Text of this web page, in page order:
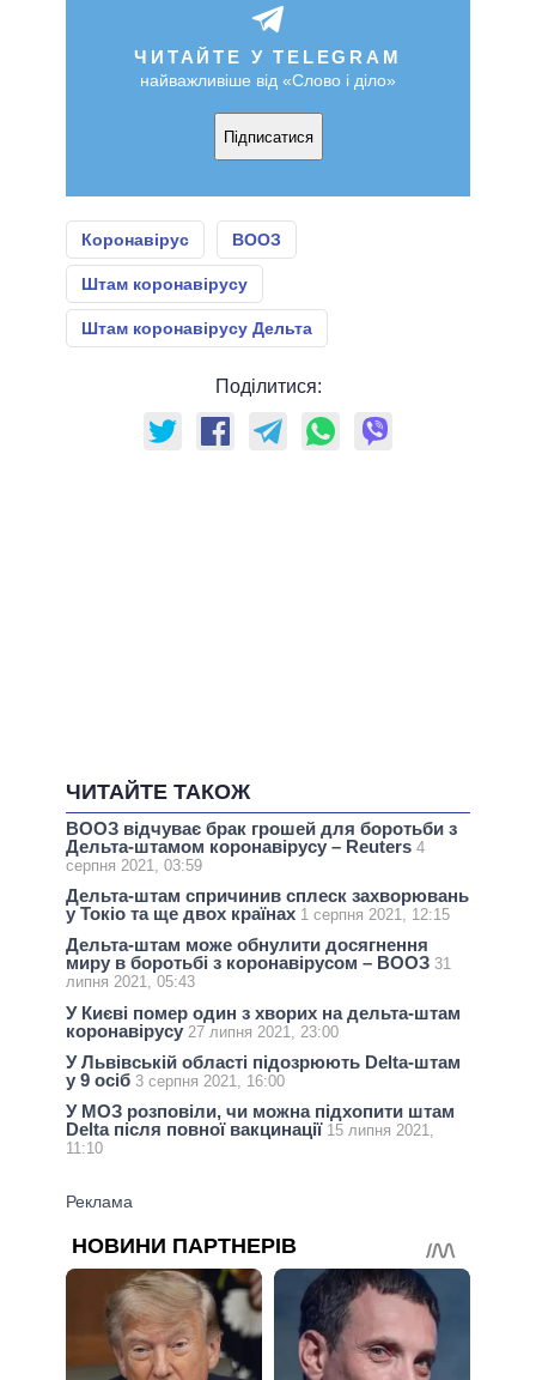
ЧИТАЙТЕ У TELEGRAM
найважливіше від «Слово і діло»
Підписатися
Коронавірус ВООЗ
Штам коронавірусу
Штам коронавірусу Дельта
Поділитися:
ЧИТАЙТЕ ТАКОЖ
ВООЗ відчуває брак грошей для боротьби з
Дельта-штамом коронавірусу – Reuters 4
серпня 2021, 03:59
Дельта-штам спричинив сплеск захворювань
у Токіо та ще двох країнах 1 серпня 2021, 12:15
Дельта-штам може обнулити досягнення
миру в боротьбі з коронавірусом – ВООЗ 31
липня 2021, 05:43
У Києві помер один з хворих на дельта-штам
коронавірусу 27 липня 2021, 23:00
У Львівській області підозрюють Delta-штам
у 9 осіб 3 серпня 2021, 16:00
У МОЗ розповіли, чи можна підхопити штам
Delta після повної вакцинації 15 липня 2021,
11:10